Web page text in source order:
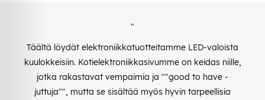
"
Täältä löydät elektroniikkatuotteitamme LED-valoista
kuulokkeisiin. Kotielektroniikkasivumme on keidas niille,
jotka rakastavat vempaimia ja ""good to have -
juttuja"", mutta se sisältää myös hyvin tarpeellisia